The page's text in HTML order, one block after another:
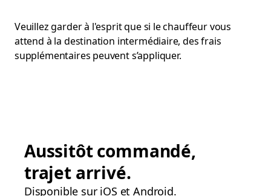
Veuillez garder à l'esprit que si le chauffeur vous
attend à la destination intermédiaire, des frais
supplémentaires peuvent s’appliquer.
Aussitôt commandé,
trajet arrivé.
Disponible sur iOS et Android.